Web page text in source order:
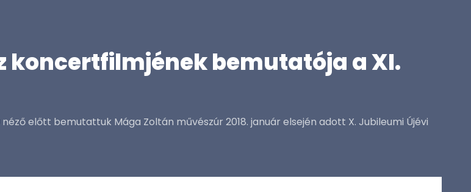
koncertfilmjének bemutatója a XI.
előtt bemutattuk Mága Zoltán művészúr 2018. január elsején adott X. Jubileumi Újévi